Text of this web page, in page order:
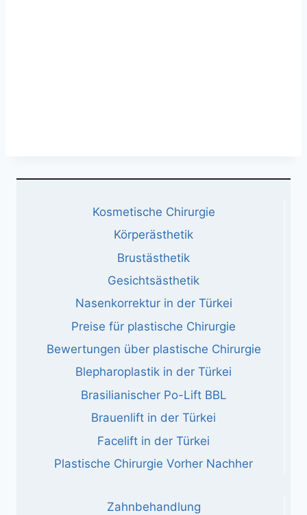
Kosmetische Chirurgie
Körperästhetik
Brustästhetik
Gesichtsästhetik
Nasenkorrektur in der Türkei
Preise für plastische Chirurgie
Bewertungen über plastische Chirurgie
Blepharoplastik in der Türkei
Brasilianischer Po-Lift BBL
Brauenlift in der Türkei
Facelift in der Türkei
Plastische Chirurgie Vorher Nachher
Zahnbehandlung